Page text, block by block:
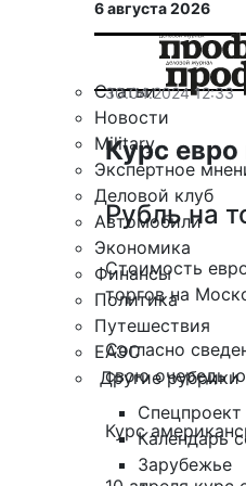
6 августа 2026
Статьи
Новости
Military
Экспертное
Деловой клуб
Автомобили
Экономика
Финансы
Политика
Путешествия
ЕАЭС
Другие рубрики
Календарь
Зарубежье
30.04.2024 12:33
Курс
Рубль на
Стоимость
торгов на
Согласно
свою очередь
Курс